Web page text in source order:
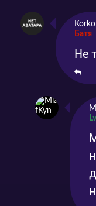
Батя
Не
Lvl